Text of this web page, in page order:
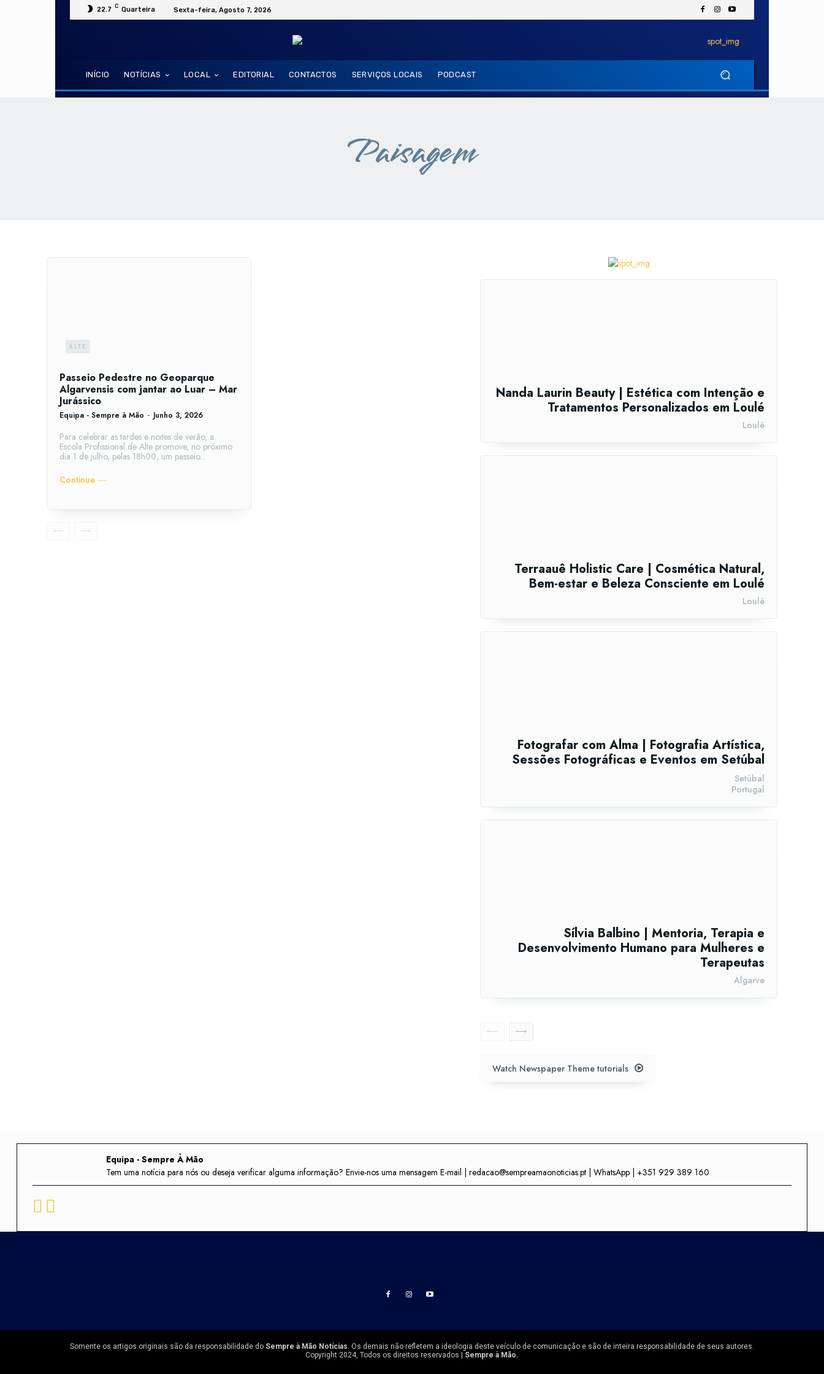
22.7 C Quarteira Sexta-feira, Agosto 7, 2026
INÍCIO NOTÍCIAS LOCAL EDITORIAL CONTACTOS SERVIÇOS LOCAIS PODCAST
Paisagem
ALTE
Passeio Pedestre no Geoparque
Algarvensis com jantar ao Luar – Mar
Jurássico
Equipa - Sempre à Mão - Junho 3, 2026
Para celebrar as tardes e noites de verão, a
Escola Profissional de Alte promove, no próximo
dia 1 de julho, pelas 18h00, um passeio...
Continue ―
Nanda Laurin Beauty | Estética com Intenção e
Tratamentos Personalizados em Loulé
Loulé
Terraauê Holistic Care | Cosmética Natural,
Bem-estar e Beleza Consciente em Loulé
Loulé
Fotografar com Alma | Fotografia Artística,
Sessões Fotográficas e Eventos em Setúbal
Portugal
Setúbal
Sílvia Balbino | Mentoria, Terapia e
Desenvolvimento Humano para Mulheres e
Terapeutas
Algarve
Watch Newspaper Theme tutorials
Equipa - Sempre À Mão
Tem uma notícia para nós ou deseja verificar alguma informação? Envie-nos uma mensagem E-mail | redacao@sempreamaonoticias.pt | WhatsApp | +351 929 389 160
Somente os artigos originais são da responsabilidade do Sempre à Mão Notícias. Os demais não refletem a ideologia deste veículo de comunicação e são de inteira responsabilidade de seus autores.
Copyright 2024, Todos os direitos reservados | Sempre à Mão.